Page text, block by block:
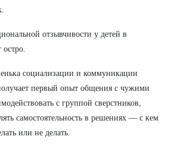
отзывчивости у детей в
остро.
социализации и коммуникации
первый опыт общения с чужими
с группой сверстников,
самостоятельность в решениях — с кем
или не делать.